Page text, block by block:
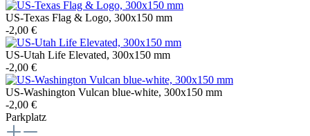
US-Texas Flag & Logo, 300x150 mm
-2,00 €
US-Utah Life Elevated, 300x150 mm
-2,00 €
US-Washington Vulcan blue-white, 300x150 mm
-2,00 €
Parkplatz